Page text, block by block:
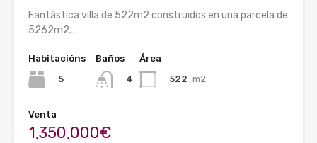
Fantástica villa de 522m2 construidos en una parcela de
5262m2.…
Habitacións
5
Baños
4
Área
522 m2
Venta
1,350,000€